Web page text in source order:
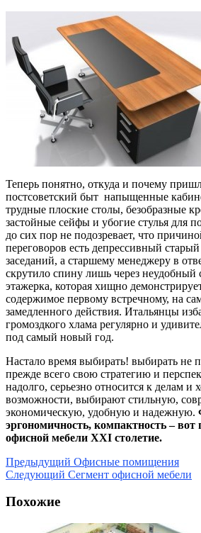
Теперь понятно, откуда и почему
постсоветский быт напыщенные
трудные плоские столы, безобразные
застойные сейфы и убогие стулья для
до сих пор не подозревает, что
переговоров есть депрессивный
заседаний, а старшему менеджеру в
скрутило спину лишь через неудобный
этажерка, которая хищно
содержимое первому встречному, на
замедленного действия. Итальянцы
громоздкого хлама регулярно и
под самый новый год.
Настало время выбирать! выбирать не
прежде всего свою стратегию и
надолго, серьезно относится к делам и
возможности, выбирают стильную,
экономическую, удобную и надежную.
эргономичность, компактность –
офисной мебели ХХІ столетие.
Предыдущий Офисные помищения
Следующий Сегмент офисной мебели
Похожие